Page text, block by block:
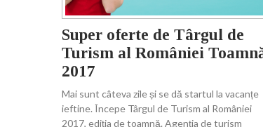
Super oferte de Târgul de
Turism al României
2017
Mai sunt câteva zile și se dă startul la vacanțe
ieftine. Începe Târgul de Turism al României
2017, ediția de toamnă. Agenția de turism